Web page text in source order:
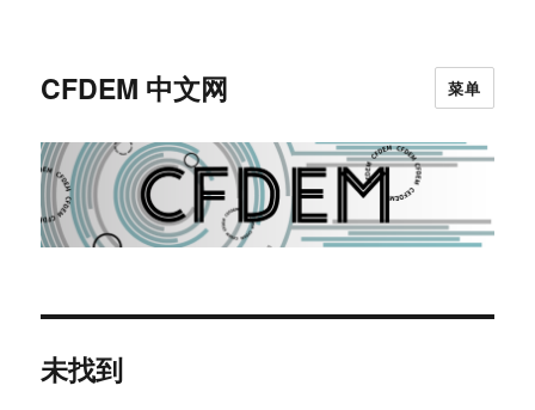
CFDEM 中文网 菜单
未找到